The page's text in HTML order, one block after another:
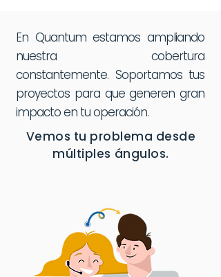
En Quantum estamos ampliando
nuestra cobertura
constantemente. Soportamos tus
proyectos para que generen gran
impacto en tu operación.
Vemos tu problema desde
múltiples ángulos.